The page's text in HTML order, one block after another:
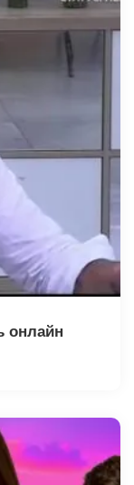
онлайн